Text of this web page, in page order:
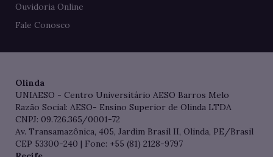
Ouvidoria Online
Fale Conosco
Olinda
UNIAESO - Centro Universitário AESO Barros Melo
Razão Social: AESO- Ensino Superior de Olinda LTDA
CNPJ: 09.726.365/0001-72
Av. Transamazônica, 405, Jardim Brasil II, Olinda, PE/Brasil
CEP 53300-240 | Fone: +55 (81) 2128-9797